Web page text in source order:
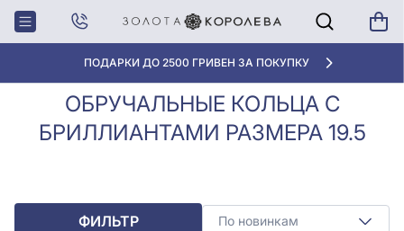
«ЛУЧШАЯ ЦЕНА» ОТ 5945 ГРН/ГРАММ
Главная
Обручальные
кольца с
бриллиантами
Обручальные кольца с
ОБРУЧАЛЬНЫЕ КОЛЬЦА С
БРИЛЛИАНТАМИ РАЗМЕРА 19.5
ФИЛЬТР По новинкам